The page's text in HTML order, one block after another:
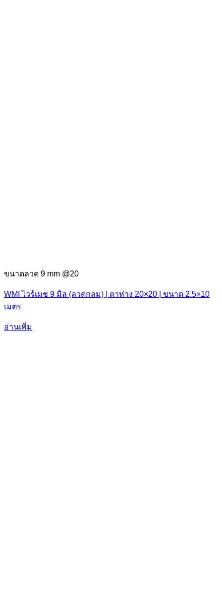
ขนาดลวด 9 mm @20
WMI ไวร์เมช 9 มิล (ลวดกลม) | ตาห่าง 20×20 | ขนาด 2.5×10
เมตร
อ่านเพิ่ม